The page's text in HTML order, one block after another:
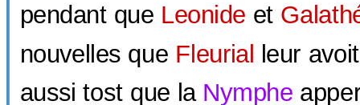
pendant que Leonide et
nouvelles que Fleurial leur
aussi tost que la Nymphe